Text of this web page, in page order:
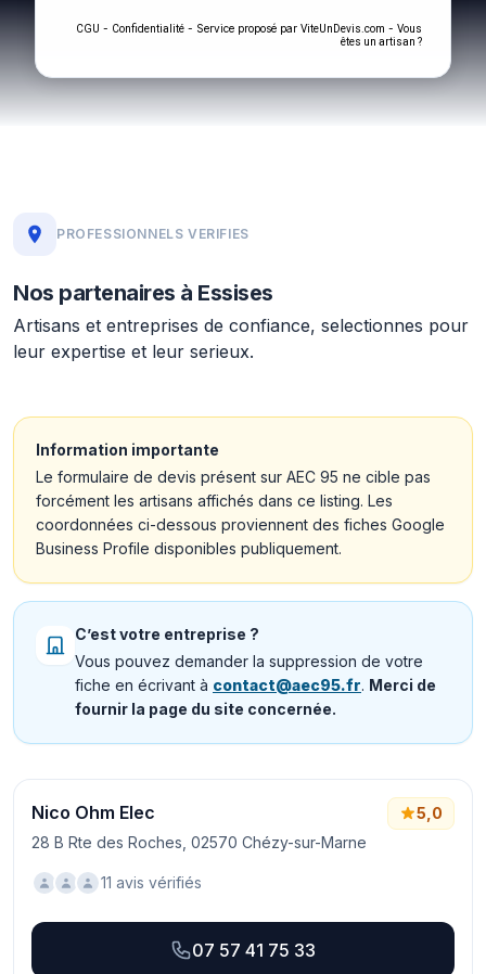
CGU - Confidentialité - Service proposé par ViteUnDevis.com - Vous
êtes un artisan ?
PROFESSIONNELS VERIFIES
Nos partenaires à Essises
Artisans et entreprises de confiance, selectionnes pour
leur expertise et leur serieux.
Information importante
Le formulaire de devis présent sur AEC 95 ne cible pas
forcément les artisans affichés dans ce listing. Les
coordonnées ci-dessous proviennent des fiches Google
Business Profile disponibles publiquement.
C’est votre entreprise ?
Vous pouvez demander la suppression de votre
fiche en écrivant à contact@aec95.fr. Merci de
fournir la page du site concernée.
Nico Ohm Elec
28 B Rte des Roches, 02570 Chézy-sur-Marne
5,0
11 avis vérifiés
07 57 41 75 33